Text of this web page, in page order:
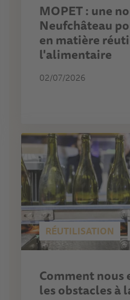
MOPET : une
Neufchâteau
en matière
l'alimentaire
02/07/2026
RÉUTILISATION
Comment
les obstacles à